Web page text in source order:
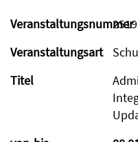
Veranstaltungsnummer
Veranstaltungsart
Titel